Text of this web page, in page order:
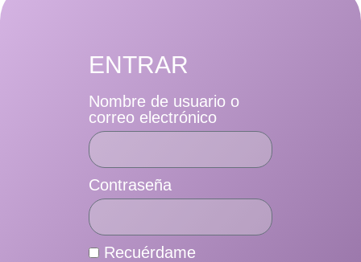
ENTRAR
Nombre de usuario o
correo electrónico
Contraseña
Recuérdame